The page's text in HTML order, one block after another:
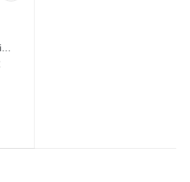
Tekstiliniai žymekliai 12 sp.